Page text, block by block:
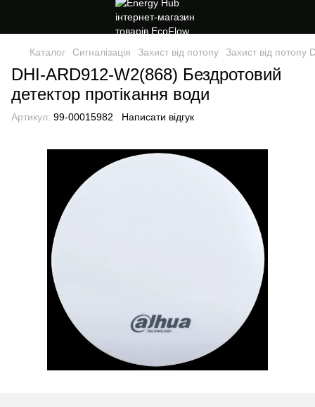
Каталог Сигналізація Захист від потопу Захист від потопу
DHI-ARD912-W2(868) Бездротовий
детектор протікання води
Артикул: 99-00015982 Написати відгук